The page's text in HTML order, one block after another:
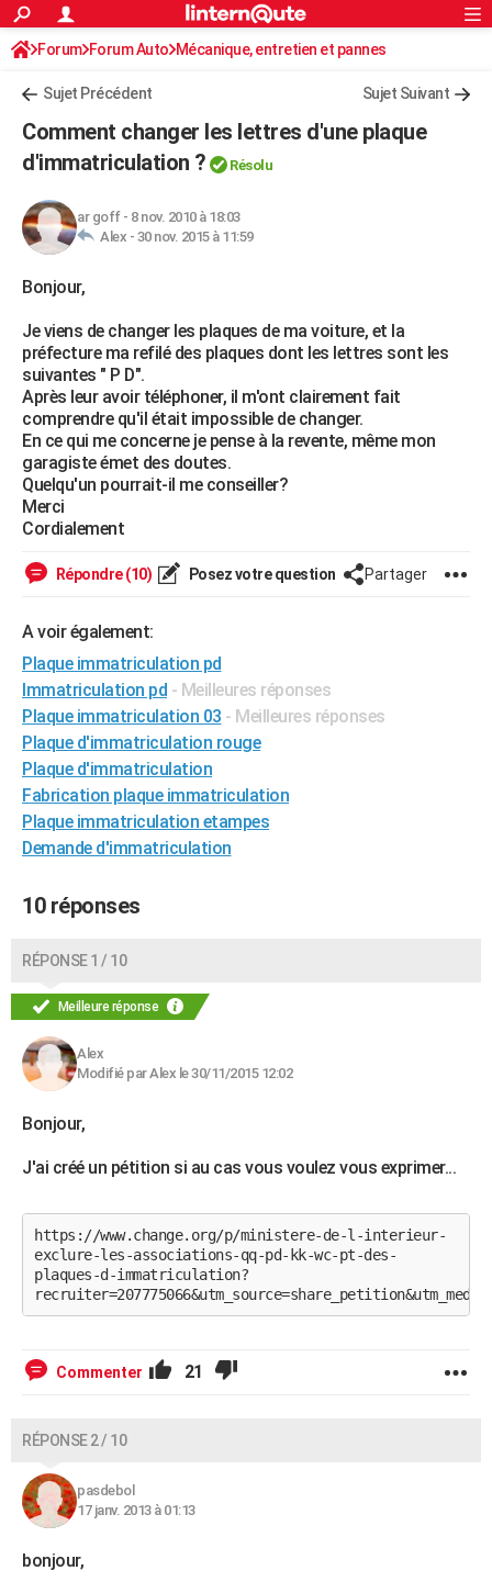
ACTUALITÉS
Politique
Société
Faits Divers
Education
Monde
Villes
+
Programme TV
TNTStreaming
Cinéma
Sorties cinéma
Musique
FINANCE
Retraite
Impôts
Epargne
Immobilier
Risques naturels par ville
Banque
Assurance
Crédit
AUTO
Essais
Réserver un essai
Citadines
Berlines
SUV
Forum auto
+HIGH-TECH
Mobiles
Meilleur smartphone
Internet
Ordinateurs
Jeux vidéo
Guide high-tech
BRICOLAGE
Forum
Aménagement intérieur
Extérieur
Cuisine
Salle de bains
Jardinage
Rangement
WEEK-END
Guides de France
Escapades
Patrimoine
Expositions
Musées
Week-end nature
+LIFESTYLE
Art de vivre
Bien-être
Loisirs
Mode
Modes de vie
SANTE
Alimentation
Guide de la santé
Maladies
Médicaments
Sommeil
VOYAGE
Destinations
City break
Voyage nature
Voyage de noces
Forum
Climat
+PHOTO
GUIDES D'ACHAT
Carte de Noël
Carte Bonne année
Carte Saint-Valentin
Carte Pâques
Carte d'anniversaire
DICTIONNAIRE
Dictionnaire
Biographies
Citations
Expressions
Proverbes
PROGRAMME TV
COPAINS D'AVANT
S'inscrire
Se connecter
Lycées
Collèges
Primaires
Universités
Entreprises
Service militaire
Avis de recherche
AVIS DE DÉCÈS
Bricolage
Lifestyle
Culture
Sport
Auto
Television
Voyage
Cinema
Rechercher
S'inscrire
Connexion
Forum Forum Auto Mécanique, entretien et pannes
Sujet Précédent Sujet Suivant
Comment changer les lettres d'une plaque
d'immatriculation ?
Résolu
ar goff- 8 nov. 2010 à 18:03
Alex - 30 nov. 2015 à 11:59
Bonjour,
Je viens de changer les plaques de ma voiture, et la
préfecture ma refilé des plaques dont les lettres sont les
suivantes " P D".
Après leur avoir téléphoner, il m'ont clairement fait
comprendre qu'il était impossible de changer.
En ce qui me concerne je pense à la revente, même mon
garagiste émet des doutes.
Quelqu'un pourrait-il me conseiller?
Merci
Cordialement
Répondre (10) Posez votre question Partager
A voir également:
Plaque immatriculation pd
Immatriculation pd - Meilleures réponses
Plaque immatriculation 03 - Meilleures réponses
Plaque d'immatriculation rouge
Plaque d'immatriculation
Fabrication plaque immatriculation
Plaque immatriculation etampes
Demande d'immatriculation
10 réponses
RÉPONSE 1 / 10
Meilleure réponse
Alex
Modifié par Alex le 30/11/2015 12:02
Bonjour,
J'ai créé un pétition si au cas vous voulez vous exprimer...
https://www.change.org/p/ministere-de-l-interieur-
exclure-les-associations-qq-pd-kk-wc-pt-des-
plaques-d-immatriculation?
Commenter 21
RÉPONSE 2 / 10
pasdebol
17 janv. 2013 à 01:13
bonjour,